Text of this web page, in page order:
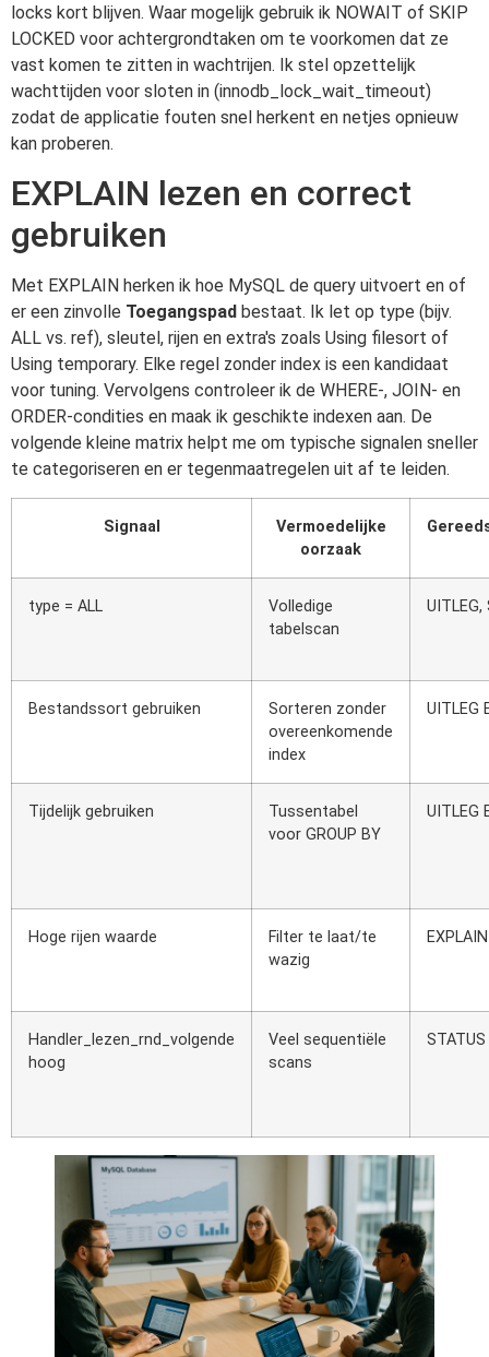
locks kort blijven. Waar mogelijk gebruik ik NOWAIT of SKIP
LOCKED voor achtergrondtaken om te voorkomen dat ze
vast komen te zitten in wachtrijen. Ik stel opzettelijk
wachttijden voor sloten in (innodb_lock_wait_timeout)
zodat de applicatie fouten snel herkent en netjes opnieuw
kan proberen.
EXPLAIN lezen en correct
gebruiken
Met EXPLAIN herken ik hoe MySQL de query uitvoert en of
er een zinvolle Toegangspad bestaat. Ik let op type (bijv.
ALL vs. ref), sleutel, rijen en extra's zoals Using filesort of
Using temporary. Elke regel zonder index is een kandidaat
voor tuning. Vervolgens controleer ik de WHERE-, JOIN- en
ORDER-condities en maak ik geschikte indexen aan. De
volgende kleine matrix helpt me om typische signalen sneller
te categoriseren en er tegenmaatregelen uit af te leiden.
Signaal
Vermoedelijke
oorzaak
type = ALL
Volledige
tabelscan
Bestandssort gebruiken
Sorteren zonder
overeenkomende
index
UITLEG
Tijdelijk gebruiken
Tussentabel
voor GROUP BY
UITLEG
Hoge rijen waarde
Filter te laat/te
wazig
Handler_lezen_rnd_volgende
hoog
Veel sequentiële
scans